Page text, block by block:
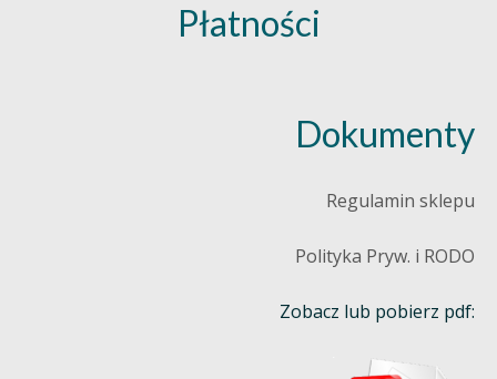
Płatności
Dokumenty
Regulamin sklepu
Polityka Pryw. i RODO
Zobacz lub pobierz pdf: